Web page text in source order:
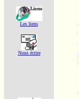
Les liens
Nous écrire